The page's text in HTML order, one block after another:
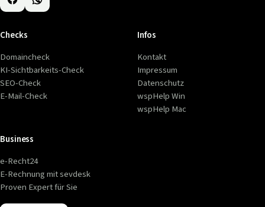
Checks
Domaincheck
KI-Sichtbarkeits-Check
SEO-Check
E-Mail-Check
Infos
Kontakt
Impressum
Datenschutz
wspHelp Win
wspHelp Mac
Business
e-Recht24
E-Rechnung mit sevdesk
Proven Expert für Sie